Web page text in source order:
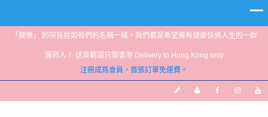
「健樂」 的宗旨就如我們的名稱一樣，我們都是希望擁有健康快樂人生的一群
醫葯人！ 送貨範圍只限香港 Delivery to Hong Kong only
注冊成爲會員，首張訂單免運費。